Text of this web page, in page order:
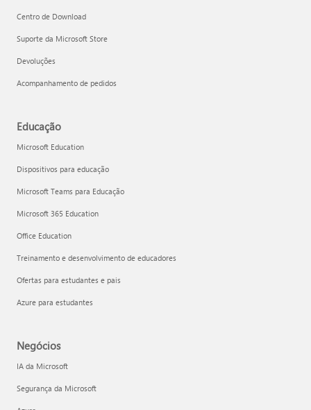
Centro de Download
Suporte da Microsoft Store
Devoluções
Acompanhamento de pedidos
Educação
Microsoft Education
Dispositivos para educação
Microsoft Teams para Educação
Microsoft 365 Education
Office Education
Treinamento e desenvolvimento de educadores
Ofertas para estudantes e pais
Azure para estudantes
Negócios
IA da Microsoft
Segurança da Microsoft